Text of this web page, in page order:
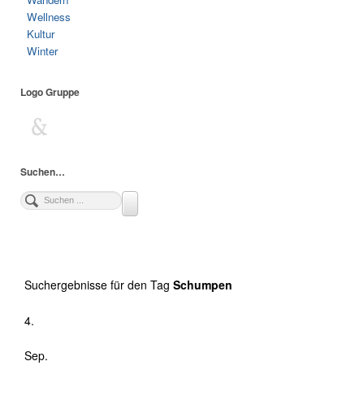
Wellness
Kultur
Winter
Logo Gruppe
Suchen…
Suchergebnisse für den Tag Schumpen
4.
Sep.